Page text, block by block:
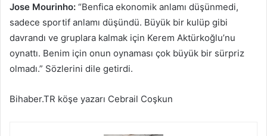
Jose Mourinho: “Benfica ekonomik anlamı düşünmedi,
sadece sportif anlamı düşündü. Büyük bir kulüp gibi
davrandı ve gruplara kalmak için Kerem Aktürkoğlu’nu
oynattı. Benim için onun oynaması çok büyük bir sürpriz
olmadı.” Sözlerini dile getirdi.
Bihaber.TR köşe yazarı Cebrail Coşkun